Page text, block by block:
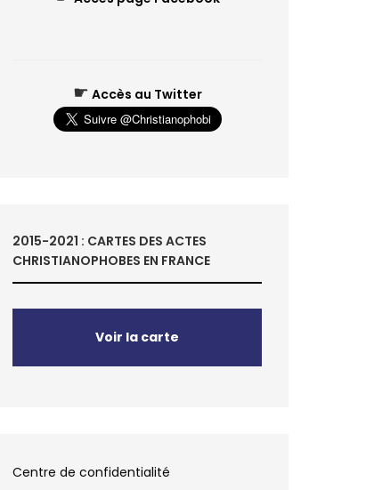
☛ Accès au Twitter
2015-2021 : CARTES DES ACTES
CHRISTIANOPHOBES EN FRANCE
Voir la carte
Centre de confidentialité